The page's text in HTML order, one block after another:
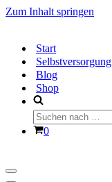
Zum Inhalt springen
Start
Selbstversorgung
Blog
Shop
Suchen
nach …
Warenkorb
0
Navigationsmenü